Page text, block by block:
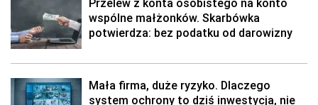
Przelew z konta osobistego na konto
wspólne małżonków. Skarbówka
potwierdza: bez podatku od darowizny
Mała firma, duże ryzyko. Dlaczego
system ochrony to dziś inwestycja, nie